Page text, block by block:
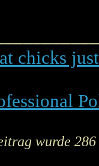
chicks
wurde